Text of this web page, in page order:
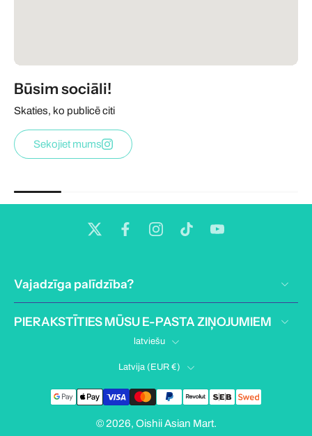
Būsim sociāli!
Skaties, ko publicē citi
Sekojiet mums
Vajadzīga palīdzība?
PIERAKSTĪTIES MŪSU E-PASTA ZIŅOJUMIEM
latviešu
Latvija ‎(EUR €)‎
© 2026, Oishii Asian Mart.